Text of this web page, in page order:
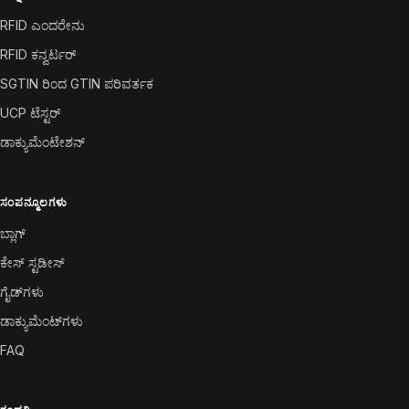
RFID ಎಂದರೇನು
RFID ಕನ್ವರ್ಟರ್
SGTIN ರಿಂದ GTIN ಪರಿವರ್ತಕ
UCP ಟೆಸ್ಟರ್
ಡಾಕ್ಯುಮೆಂಟೇಶನ್
ಸಂಪನ್ಮೂಲಗಳು
ಬ್ಲಾಗ್
ಕೇಸ್ ಸ್ಟಡೀಸ್
ಗೈಡ್‌ಗಳು
ಡಾಕ್ಯುಮೆಂಟ್‌ಗಳು
FAQ